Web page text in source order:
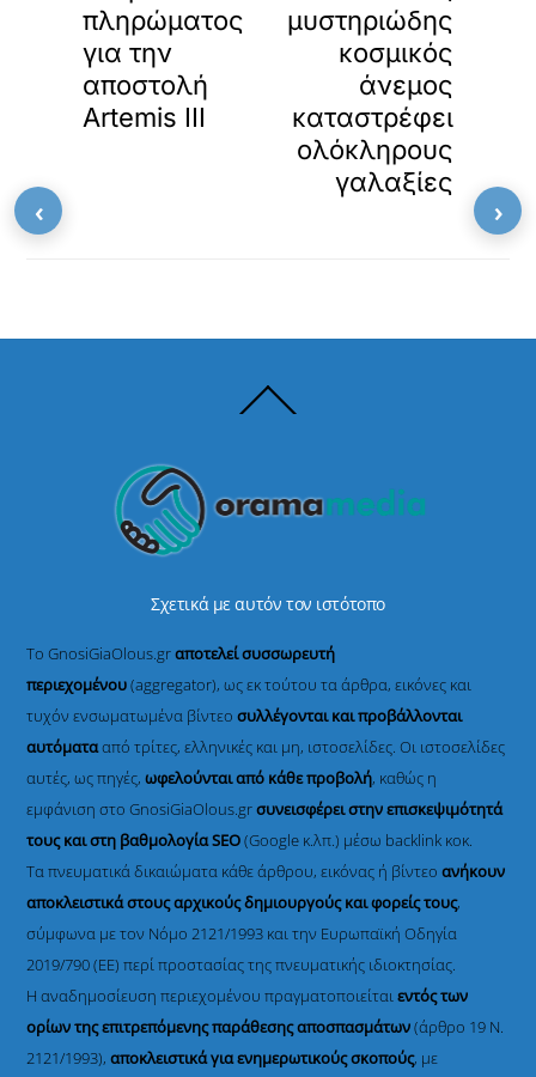
πληρώματος
για την
αποστολή
Artemis III
μυστηριώδης
κοσμικός
άνεμος
καταστρέφει
ολόκληρους
γαλαξίες
To
Σχετικά με αυτόν τον ιστότοπο
Το GnosiGiaOlous.grαποτελεί συσσωρευτή
περιεχομένου(aggregator), ως εκ τούτου τα άρθρα, εικόνες και
τυχόν ενσωματωμένα βίντεοσυλλέγονται και προβάλλονται
αυτόματααπό τρίτες, ελληνικές και μη, ιστοσελίδες. Οι ιστοσελίδες
αυτές, ως πηγές,ωφελούνται από κάθε προβολή, καθώς η
εμφάνιση στο GnosiGiaOlous.grσυνεισφέρει στην επισκεψιμότητά
τους και στη βαθμολογία SEO(Google κ.λπ.) μέσω backlink κοκ.
Τα πνευματικά δικαιώματα κάθε άρθρου, εικόνας ή βίντεοανήκουν
αποκλειστικά στους αρχικούς δημιουργούς και φορείς τους,
σύμφωνα με τον Νόμο 2121/1993 και την Ευρωπαϊκή Οδηγία
2019/790 (ΕΕ) περί προστασίας της πνευματικής ιδιοκτησίας.
Η αναδημοσίευση περιεχομένου πραγματοποιείταιεντός των
ορίων της επιτρεπόμενης παράθεσης αποσπασμάτων(άρθρο 19 Ν.
2121/1993), αποκλειστικά για ενημερωτικούς σκοπούς, με
‹ ›